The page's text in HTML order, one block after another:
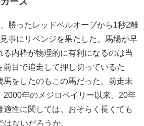
勝ったレッドベルオーブから1秒2離
事にリベンジを果たした。馬場が早
る内枠が物理的に有利になるのは当
前目で追走して押し切っているた
馬をしたのもこの馬だった。前走未
2000年のメジロベイリー以来、20年
適性に関しては、おそらく長くても
ないだろうか。